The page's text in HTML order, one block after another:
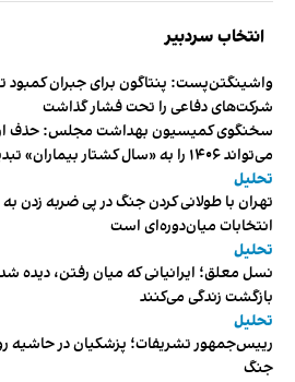
انتخاب سردبیر
واشینگتن‌پست: پنتاگون برای جبران کمبود
شرکت‌های دفاعی را تحت فشار گذاشت
سخنگوی کمیسیون بهداشت مجلس: حذف
می‌تواند ۱۴۰۶ را به «سال کشتار بیماران» تبدیل کند
تحلیل
تهران با طولانی کردن جنگ در پی ضربه زدن
انتخابات میان‌دوره‌ای است
تحلیل
نسل معلق؛ ایرانیانی که میان رفتن، دیده
بازگشت زندگی می‌کنند
تحلیل
رییس‌جمهور تشریفات؛ پزشکیان در حاشیه
جنگ